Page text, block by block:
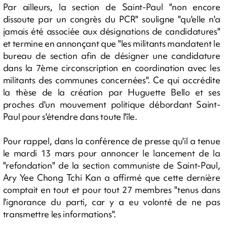
Par ailleurs, la section de Saint-Paul "non encore
dissoute par un congrès du PCR" souligne "qu'elle n'a
jamais été associée aux désignations de candidatures"
et termine en annonçant que "les militants mandatent le
bureau de section afin de désigner une candidature
dans la 7ème circonscription en coordination avec les
militants des communes concernées". Ce qui accrédite
la thèse de la création par Huguette Bello et ses
proches d'un mouvement politique débordant Saint-
Paul pour s'étendre dans toute l'île.
Pour rappel, dans la conférence de presse qu'il a tenue
le mardi 13 mars pour annoncer le lancement de la
"refondation" de la section communiste de Saint-Paul,
Ary Yee Chong Tchi Kan a affirmé que cette dernière
comptait en tout et pour tout 27 membres "tenus dans
l'ignorance du parti, car y a eu volonté de ne pas
transmettre les informations".